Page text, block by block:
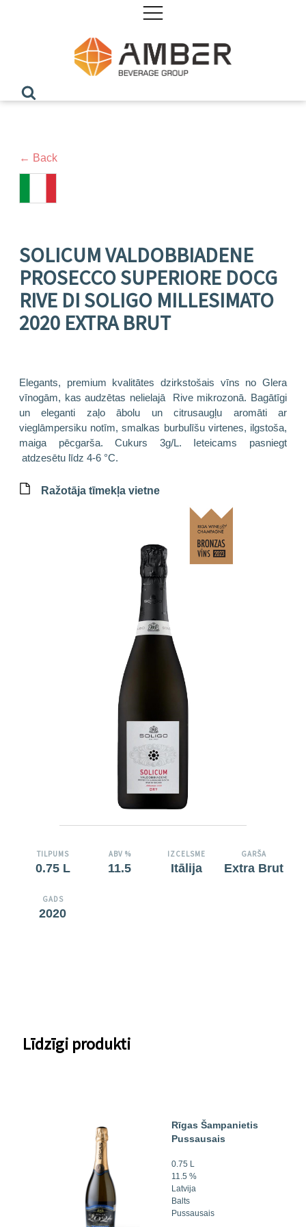
← Back
SOLICUM VALDOBBIADENE
PROSECCO SUPERIORE DOCG
RIVE DI SOLIGO MILLESIMATO
2020 EXTRA BRUT
Elegants, premium kvalitātes dzirkstošais vīns no Glera
vīnogām, kas audzētas nelielajā Rive mikrozonā. Bagātīgi
un eleganti zaļo ābolu un citrusaugļu aromāti ar
vieglāmpersiku notīm, smalkas burbulīšu virtenes, ilgstoša,
maiga pēcgarša. Cukurs 3g/L. Ieteicams pasniegt
atdzesētu līdz 4-6 °C.
Ražotāja tīmekļa vietne
TILPUMS
0.75 L
ABV %
11.5
IZCELSME
Itālija
GARŠA
Extra Brut
GADS
2020
Līdzīgi produkti
Rīgas Šampanietis
Pussausais
0.75 L
11.5 %
Latvija
Balts
Pussausais